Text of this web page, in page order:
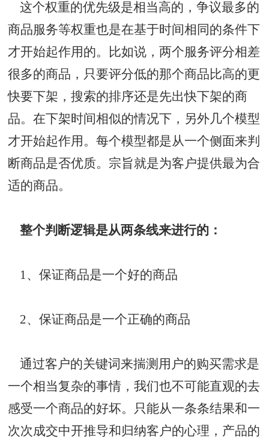
这个权重的优先级是相当高的，争议最多的
商品服务等权重也是在基于时间相同的条件下
才开始起作用的。比如说，两个服务评分相差
很多的商品，只要评分低的那个商品比高的更
快要下架，搜索的排序还是先出快下架的商
品。在下架时间相似的情况下，另外几个模型
才开始起作用。每个模型都是从一个侧面来判
断商品是否优质。宗旨就是为客户提供最为合
适的商品。
整个判断逻辑是从两条线来进行的：
1、保证商品是一个好的商品
2、保证商品是一个正确的商品
通过客户的关键词来揣测用户的购买需求是
一个相当复杂的事情，我们也不可能直观的去
感受一个商品的好坏。只能从一条条结果和一
次次成交中开推导和归纳客户的心理，产品的